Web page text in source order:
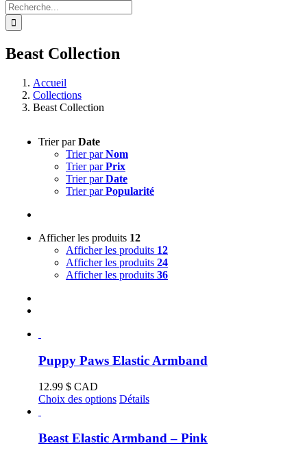
Recherche
de
:
Beast Collection
Accueil
Collections
Beast Collection
Trier parDate
Trier parNom
Trier parPrix
Trier parDate
Trier parPopularité
Afficher les produits 12
Afficher les produits 12
Afficher les produits 24
Afficher les produits 36
Puppy Paws Elastic Armband
12.99 $ CAD
Choix des options Ce
plusieurs
Détails
Beast Elastic Armband – Pink